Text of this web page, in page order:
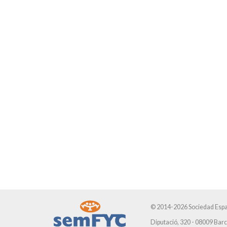
© 2014-2026 Sociedad
Diputació, 320 - 08009